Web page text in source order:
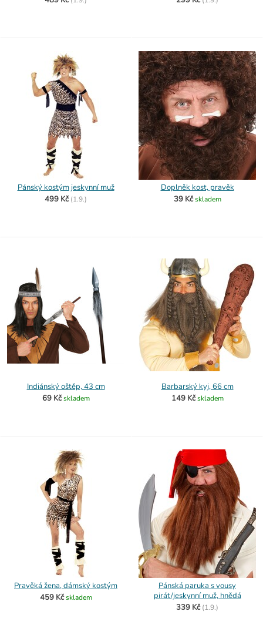
Pánský kostým jeskynní muž
499 Kč (1.9.)
Doplněk kost, pravěk
39 Kč skladem
Indiánský oštěp, 43 cm
69 Kč skladem
Barbarský kyj, 66 cm
149 Kč skladem
Pravěká žena, dámský kostým
459 Kč skladem
Pánská paruka s vousy
pirát/jeskynní muž, hnědá
339 Kč (1.9.)